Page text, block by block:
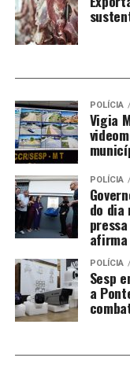
Fonte:Tribunal de
RELATED TOPICS:
DESTAQUE
MATOGROSSO
MT
REGRAS
UP NEXT
‘Bancos
Lacerda à
Magistrados podem
capacitação da
POLÍCIA
Vigia
POLÍCIA
do dia
POLÍCIA
Sesp
a